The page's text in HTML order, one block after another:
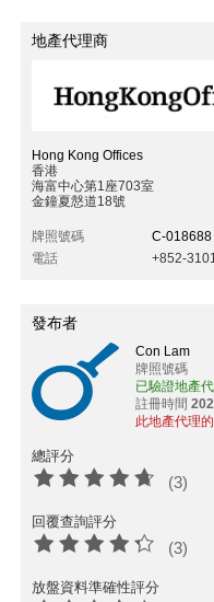
地產代理商
Hong Kong Offices
香港
海富中心第1座703室
金鐘夏慤道18號
牌照號碼
C-018688
電話
+852-
發布者
Con Lam
牌照號碼
已驗證地產
註冊時間
此地產代理
總評分
(3)
回覆查詢評分
(3)
放盤資料準確性評分